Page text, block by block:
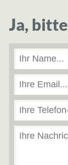
Ja,